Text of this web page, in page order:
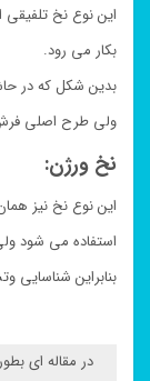
این نوع نخ
بکار می رود.
بدین شکل که در
ولی طرح اصلی
نخ ورژن:
این نوع نخ نیز
استفاده می شود
بنابراین
در مقاله ای